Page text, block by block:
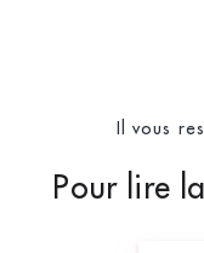
Il vous
Pour lire